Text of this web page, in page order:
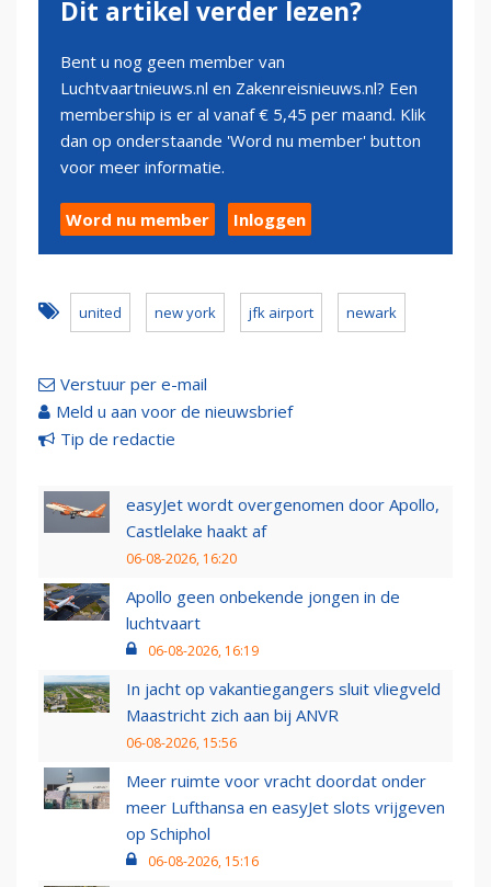
Dit artikel verder lezen?
Bent u nog geen member van
Luchtvaartnieuws.nl en Zakenreisnieuws.nl? Een
membership is er al vanaf € 5,45 per maand. Klik
dan op onderstaande 'Word nu member' button
voor meer informatie.
Word nu member Inloggen
united new york jfk airport newark
Verstuur per e-mail
Meld u aan voor de nieuwsbrief
Tip de redactie
easyJet wordt overgenomen door Apollo,
Castlelake haakt af
06-08-2026, 16:20
Apollo geen onbekende jongen in de
luchtvaart
06-08-2026, 16:19
In jacht op vakantiegangers sluit vliegveld
Maastricht zich aan bij ANVR
06-08-2026, 15:56
Meer ruimte voor vracht doordat onder
meer Lufthansa en easyJet slots vrijgeven
op Schiphol
06-08-2026, 15:16